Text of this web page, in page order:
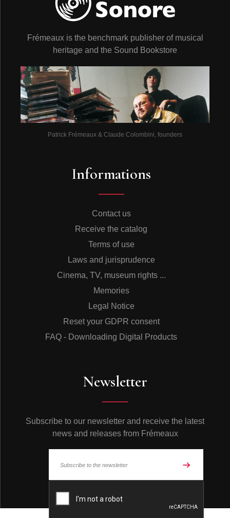
Frémeaux is the benchmark publisher of musical
heritage and the Sound Bookstore
Patrick Frémeaux & Claude Colombini, founders
Informations
Contact us
Receive the catalog
Terms of use
Laws and jurisprudence
Cinema, TV, museum rights ...
Memories
Legal Notice
Reset your GDPR consent
FAQ - Downloading Digital Products
Newsletter
Subscribe to our newsletter and receive the latest
news and releases from Frémeaux